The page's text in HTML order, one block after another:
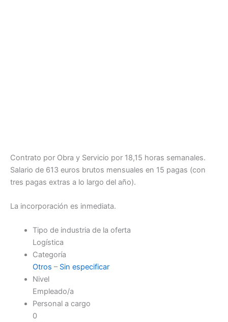
Contrato por Obra y Servicio por 18,15 horas semanales.
Salario de 613 euros brutos mensuales en 15 pagas (con
tres pagas extras a lo largo del año).
La incorporación es inmediata.
Tipo de industria de la oferta
Logística
Categoría
Otros – Sin especificar
Nivel
Empleado/a
Personal a cargo
0